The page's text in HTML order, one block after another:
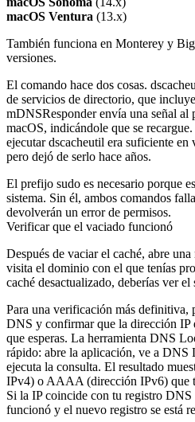
macOS Ventura (13.x)
También funciona en Monterey y Big
versiones.
El comando hace dos cosas.
de servicios de directorio, que
mDNSResponderenvía una señal al
macOS, indicándole que se
ejecutardscacheutil era suficiente en
pero dejó de serlo hace años.
El prefijo sudo es necesario porque
sistema. Sin él, ambos comandos
devolverán un error de permisos.
Verificar que el vaciado funcionó
Después de vaciar el caché, abre
visita el dominio con el que tenías
caché desactualizado, deberías ver
Para una verificación más definitiva,
DNS y confirmar que la dirección IP
que esperas. La herramienta DNS
rápido: abre la aplicación, ve a
ejecuta la consulta. El resultado
IPv4) o AAAA (dirección IPv6) que
Si la IP coincide con tu registro
funcionó y el nuevo registro se está